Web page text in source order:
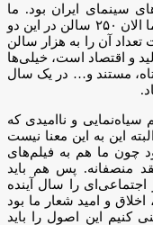
سینمای ایران بود. ما
پیش از این در ۴۰ سال ۵۷۰ سالن داشتیم، اما الان ۲۵۰ سالن در این دو
آن را به هزار سالن
و اقتصاد است، خیلی‌ها
بر ۴۳۰۰ فیلم بلند، کوتاه، مستند و… در یک سال
و ناامیدی که
این به این معنا نیست
چون ما هم به فیلم‌های
منصفانه. پس هم باید
اجتماعی‌ای را سال آینده
و امید شعار ما بود
کنیم این اصول را باید